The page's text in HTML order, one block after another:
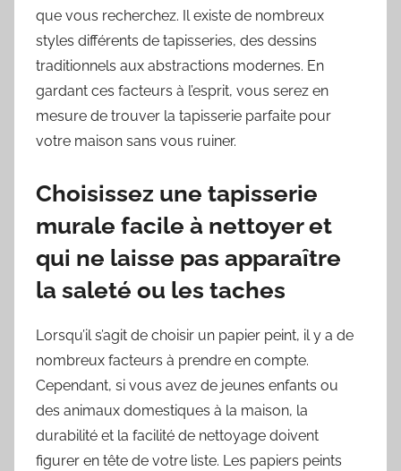
que vous recherchez. Il existe de nombreux
styles différents de tapisseries, des dessins
traditionnels aux abstractions modernes. En
gardant ces facteurs à l’esprit, vous serez en
mesure de trouver la tapisserie parfaite pour
votre maison sans vous ruiner.
Choisissez une tapisserie
murale facile à nettoyer et
qui ne laisse pas apparaître
la saleté ou les taches
Lorsqu’il s’agit de choisir un papier peint, il y a de
nombreux facteurs à prendre en compte.
Cependant, si vous avez de jeunes enfants ou
des animaux domestiques à la maison, la
durabilité et la facilité de nettoyage doivent
figurer en tête de votre liste. Les papiers peints